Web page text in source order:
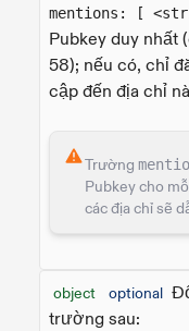
mentions: [
Pubkey duy nhất
58); nếu có, chỉ
cập đến địa chỉ
Trường
Pubkey cho
các địa chỉ sẽ
object optional
trường sau: